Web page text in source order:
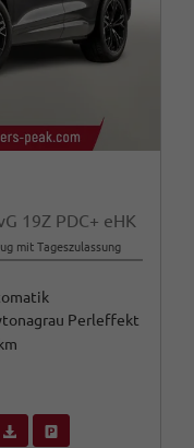
19Z PDC+ eHK
mit Tageszulassung
Perleffekt
rufen Sie an
Fahrzeugexposé (PDF)